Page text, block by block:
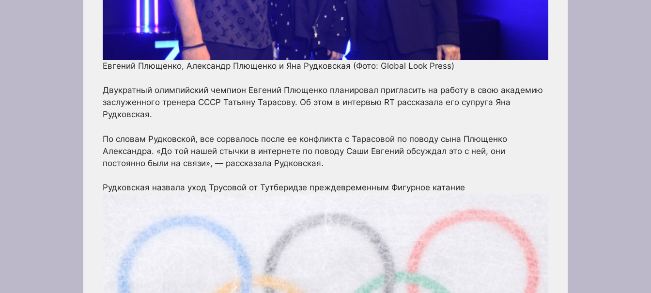
Евгений Плющенко, Александр Плющенко и Яна Рудковская (Фото: Global Look Press)
Двукратный олимпийский чемпион Евгений Плющенко планировал пригласить на работу в свою академию
заслуженного тренера СССР Татьяну Тарасову. Об этом в интервью RT рассказала его супруга Яна
Рудковская.
По словам Рудковской, все сорвалось после ее конфликта с Тарасовой по поводу сына Плющенко
Александра. «До той нашей стычки в интернете по поводу Саши Евгений обсуждал это с ней, они
постоянно были на связи», — рассказала Рудковская.
Рудковская назвала уход Трусовой от Тутберидзе преждевременным Фигурное катание